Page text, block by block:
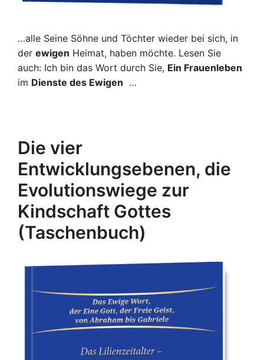
…alle Seine Söhne und Töchter wieder bei sich, in
der ewigen Heimat, haben möchte. Lesen Sie
auch: Ich bin das Wort durch Sie, Ein Frauenleben
im Dienste des Ewigen …
Die vier
Entwicklungsebenen, die
Evolutionswiege zur
Kindschaft Gottes
(Taschenbuch)